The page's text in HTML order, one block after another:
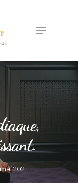
2021